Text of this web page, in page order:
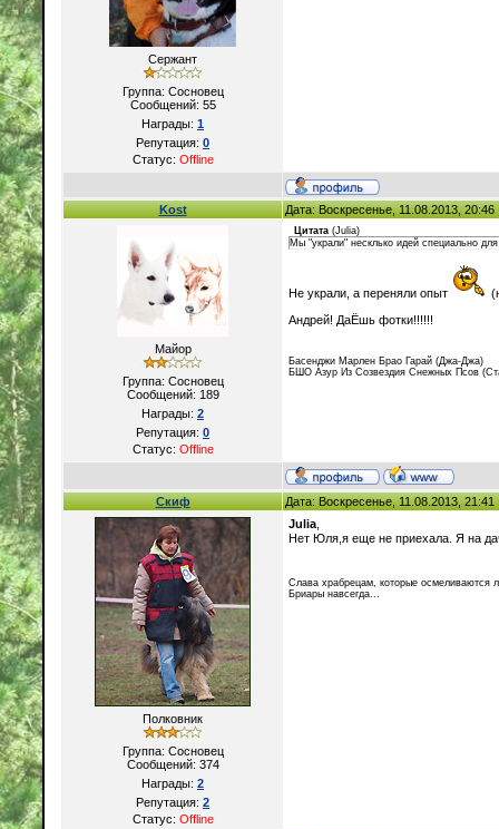
Сержант
Группа: Сосновец
Сообщений: 55
Награды: 1
Репутация: 0
Статус: Offline
Kost Дата: Воскресенье, 11.08.2013,
Майор
Группа: Сосновец
Сообщений: 189
Награды: 2
Репутация: 0
Статус: Offline
Цитата (Julia)
Мы "украли" несклько идей специально
Не украли, а переняли опыт
Андрей! ДаЁшь фотки!!!!!!
Басенджи Марлен Брао Гарай (Джа-Джа)
БШО Азур Из Созвездия Снежных Псов
Скиф Дата: Воскресенье, 11.08.2013,
Полковник
Группа: Сосновец
Сообщений: 374
Награды: 2
Репутация: 2
Статус: Offline
Julia
Нет Юля,я еще не приехала. Я на
Слава храбрецам, которые осмеливаются
Бриары навсегда...